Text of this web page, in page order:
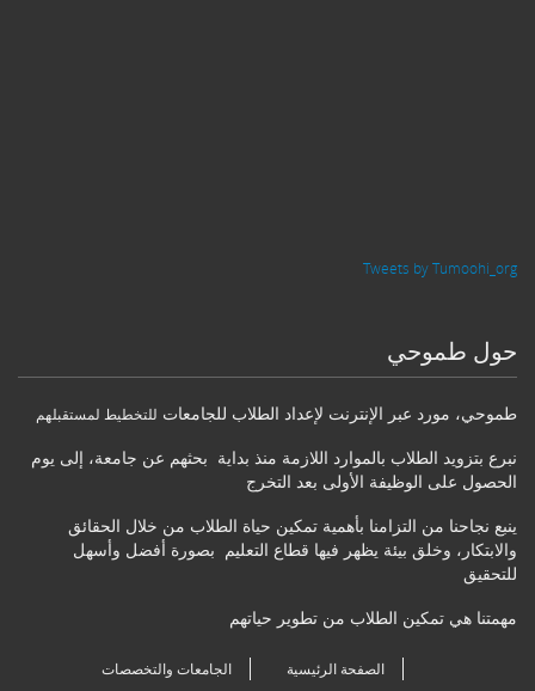
Tweets by Tumoohi_org
حول طموحي
طموحي، مورد عبر الإنترنت لإعداد الطلاب للجامعات للتخطيط لمستقبلهم
نبرع بتزويد الطلاب بالموارد اللازمة منذ بداية بحثهم عن جامعة، إلى يوم
الحصول على الوظيفة الأولى بعد التخرج
ينبع نجاحنا من التزامنا بأهمية تمكين حياة الطلاب من خلال الحقائق
والابتكار، وخلق بيئة يظهر فيها قطاع التعليم بصورة أفضل وأسهل
للتحقيق
مهمتنا هي تمكين الطلاب من تطوير حياتهم
الصفحة الرئيسية الجامعات والتخصصات